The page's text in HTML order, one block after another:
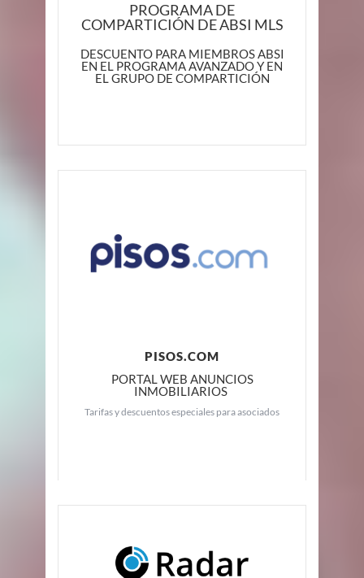
PROGRAMA DE
COMPARTICIÓN DE ABSI MLS
DESCUENTO PARA MIEMBROS ABSI
EN EL PROGRAMA AVANZADO Y EN
EL GRUPO DE COMPARTICIÓN
PISOS.COM
PORTAL WEB ANUNCIOS
INMOBILIARIOS
Tarifas y descuentos especiales para asociados